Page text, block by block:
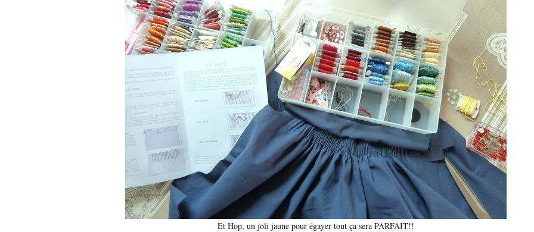
Et Hop, un joli jaune pour égayer tout ça sera PARFAIT!!